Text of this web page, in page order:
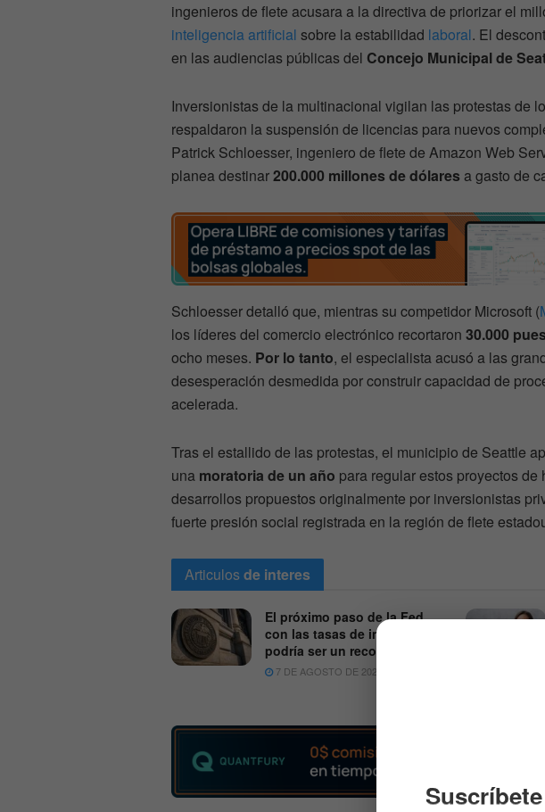
ingenieros de flete acusara a la directiva de priorizar el
inteligencia artificial sobre la estabilidad laboral. El
en las audiencias públicas del Concejo Municipal de
Inversionistas de la multinacional vigilan las protestas de
respaldaron la suspensión de licencias para nuevos
Patrick Schloesser, ingeniero de flete de Amazon Web
planea destinar200.000 millones de dólares a gasto de
Schloesser detalló que, mientras su competidor Microsoft (
los líderes del comercio electrónico recortaron 30.000
ocho meses. Por lo tanto, el especialista acusó a las
desesperación desmedida por construir capacidad de
acelerada.
Tras el estallido de las protestas, el municipio de Seattle
una moratoria de un año para regular estos proyectos
desarrollos propuestos originalmente por inversionistas
fuerte presión social registrada en la región de flete
Articulosde interes
El próximo paso de la Fed
con las tasas de interés
podría ser un recorte
7 DE AGOSTO DE 2026